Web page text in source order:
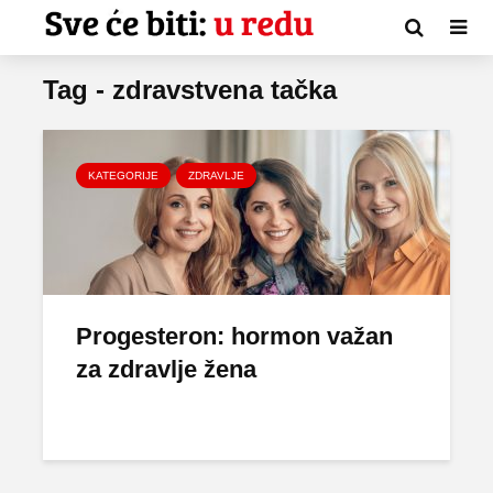
Tag - zdravstvena tačka
KATEGORIJE ZDRAVLJE
Progesteron: hormon važan
za zdravlje žena